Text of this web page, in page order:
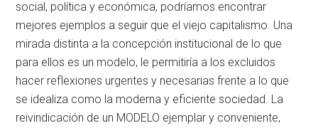
social, política y económica, podríamos encontrar
mejores ejemplos a seguir que el viejo capitalismo. Una
mirada distinta a la concepción institucional de lo que
para ellos es un modelo, le permitiría a los excluidos
hacer reflexiones urgentes y necesarias frente a lo que
se idealiza como la moderna y eficiente sociedad. La
reivindicación de un MODELO ejemplar y conveniente,